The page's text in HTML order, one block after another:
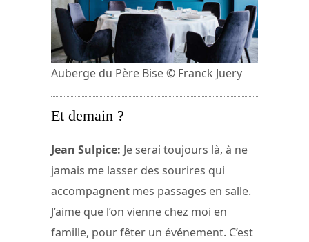
Auberge du Père Bise © Franck Juery
Et demain ?
Jean Sulpice: Je serai toujours là, à ne
jamais me lasser des sourires qui
accompagnent mes passages en salle.
J’aime que l’on vienne chez moi en
famille, pour fêter un événement. C’est